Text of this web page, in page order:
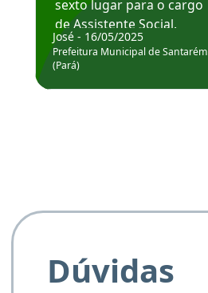
sexto lugar para o cargo
de Assistente Social.
Hoje estou atuando na
Prefeitura de Santarém.
José - 16/05/2025
Prefeitura Municipal de Santarém
(Pará)
Dúvidas